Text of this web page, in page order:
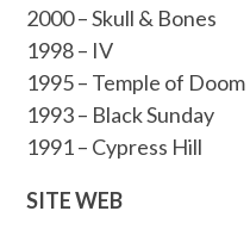
2000 – Skull & Bones
1998 – IV
1995 – Temple of Doom
1993 – Black Sunday
1991 – Cypress Hill
SITE WEB